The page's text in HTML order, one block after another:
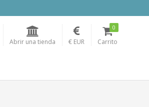
Abrir una tienda € EUR Carrito
0